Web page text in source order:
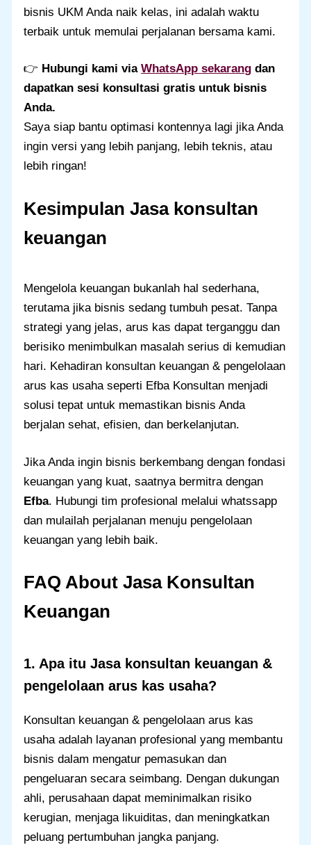
bisnis UKM Anda naik kelas, ini adalah waktu
terbaik untuk memulai perjalanan bersama kami.
👉 Hubungi kami viaWhatsApp sekarang dan
dapatkan sesi konsultasi gratis untuk bisnis
Anda.
Saya siap bantu optimasi kontennya lagi jika Anda
ingin versi yang lebih panjang, lebih teknis, atau
lebih ringan!
KesimpulanJasa konsultan
keuangan
Mengelola keuangan bukanlah hal sederhana,
terutama jika bisnis sedang tumbuh pesat. Tanpa
strategi yang jelas, arus kas dapat terganggu dan
berisiko menimbulkan masalah serius di kemudian
hari. Kehadiran konsultan keuangan & pengelolaan
arus kas usaha seperti Efba Konsultan menjadi
solusi tepat untuk memastikan bisnis Anda
berjalan sehat, efisien, dan berkelanjutan.
Jika Anda ingin bisnis berkembang dengan fondasi
keuangan yang kuat, saatnya bermitra dengan
Efba. Hubungi tim profesional melalui whatssapp
dan mulailah perjalanan menuju pengelolaan
keuangan yang lebih baik.
FAQ About Jasa Konsultan
Keuangan
1. Apa itu Jasa konsultan keuangan &
pengelolaan arus kas usaha?
Konsultan keuangan & pengelolaan arus kas
usaha adalah layanan profesional yang membantu
bisnis dalam mengatur pemasukan dan
pengeluaran secara seimbang. Dengan dukungan
ahli, perusahaan dapat meminimalkan risiko
kerugian, menjaga likuiditas, dan meningkatkan
peluang pertumbuhan jangka panjang.